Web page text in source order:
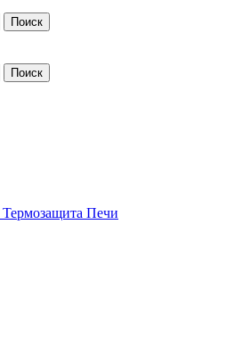
Термозащита Печи